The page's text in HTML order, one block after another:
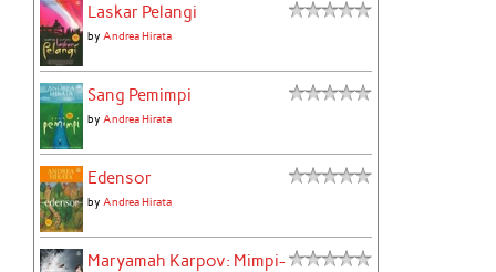
Laskar Pelangi
byAndrea Hirata
Sang Pemimpi
byAndrea Hirata
Edensor
byAndrea Hirata
Maryamah Karpov: Mimpi-